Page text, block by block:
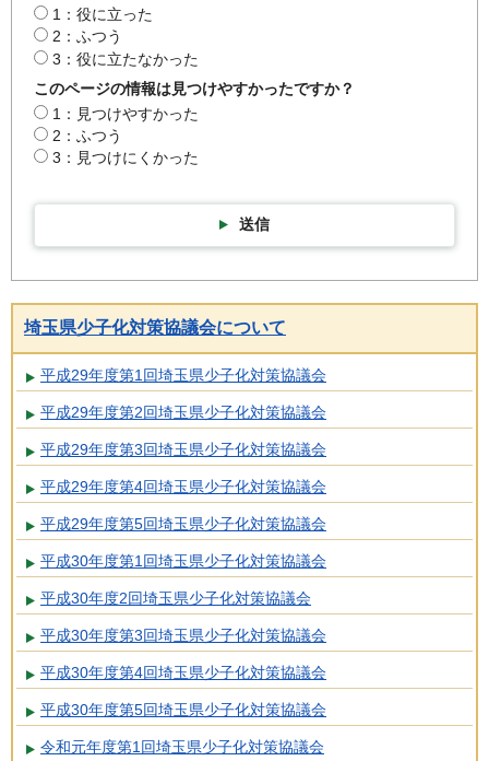
1：役に立った
2：ふつう
3：役に立たなかった
このページの情報は見つけやすかったですか？
1：見つけやすかった
2：ふつう
3：見つけにくかった
送信
埼玉県少子化対策協議会について
平成29年度第1回埼玉県少子化対策協議会
平成29年度第2回埼玉県少子化対策協議会
平成29年度第3回埼玉県少子化対策協議会
平成29年度第4回埼玉県少子化対策協議会
平成29年度第5回埼玉県少子化対策協議会
平成30年度第1回埼玉県少子化対策協議会
平成30年度2回埼玉県少子化対策協議会
平成30年度第3回埼玉県少子化対策協議会
平成30年度第4回埼玉県少子化対策協議会
平成30年度第5回埼玉県少子化対策協議会
令和元年度第1回埼玉県少子化対策協議会